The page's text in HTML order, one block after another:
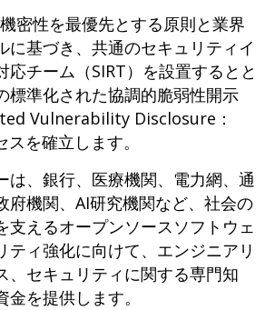
密性を最優先とする原則と業界
に基づき、共通のセキュリティイ
応チーム（SIRT）を設置するとと
標準化された協調的脆弱性開示
Vulnerability Disclosure：
スを確立します。
は、銀行、医療機関、電力網、通
府機関、AI研究機関など、社会の
支えるオープンソースソフトウェ
ティ強化に向けて、エンジニアリ
、セキュリティに関する専門知
を提供します。